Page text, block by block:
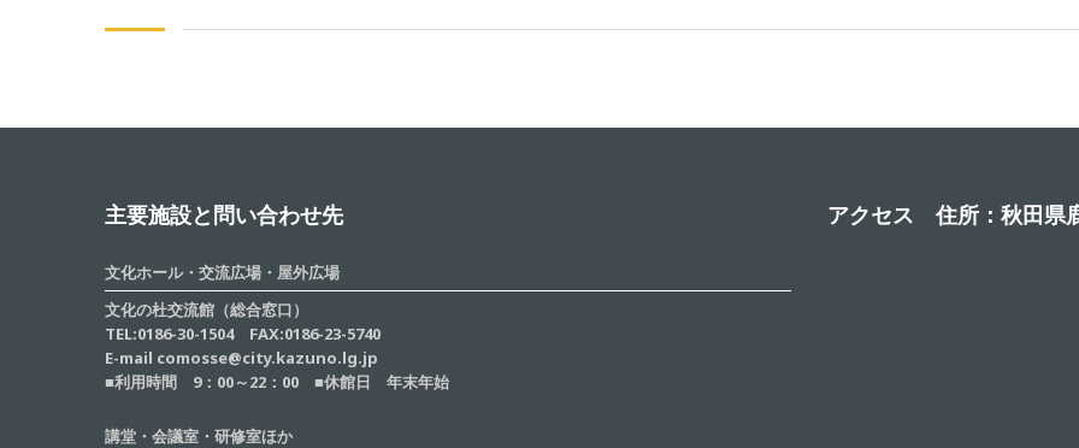
主要施設と問い合わせ先
文化ホール・交流広場・屋外広場
文化の杜交流館（総合窓口）
TEL:0186-30-1504 FAX:0186-23-5740
E-mail comosse@city.kazuno.lg.jp
■利用時間 9：00～22：00 ■休館日 年末年始
講堂・会議室・研修室ほか
アクセス 住所：秋田県